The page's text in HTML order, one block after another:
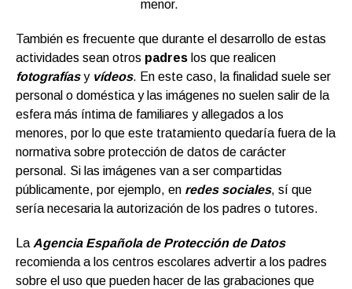
menor.
También es frecuente que durante el desarrollo de estas
actividades sean otros padres los que realicen
fotografíasyvídeos. En este caso, la finalidad suele ser
personal o doméstica y las imágenes no suelen salir de la
esfera más íntima de familiares y allegados a los
menores, por lo que este tratamiento quedaría fuera de la
normativa sobre protección de datos de carácter
personal. Si las imágenes van a ser compartidas
públicamente, por ejemplo, en redes sociales, sí que
sería necesaria la autorización de los padres o tutores.
LaAgencia Española de Protección de Datos
recomienda a los centros escolares advertir a los padres
sobre el uso que pueden hacer de las grabaciones que